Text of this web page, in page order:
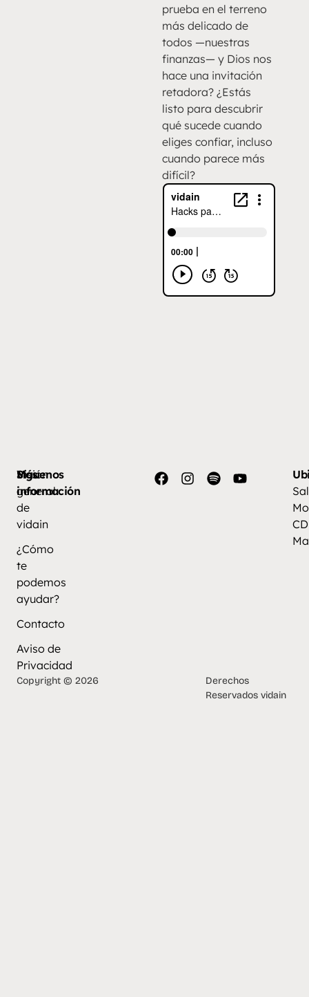
prueba en el terreno
más delicado de
todos —nuestras
finanzas— y Dios nos
hace una invitación
retadora? ¿Estás
listo para descubrir
qué sucede cuando
eliges confiar, incluso
cuando parece más
difícil?
Más
información
Visión
general
de
vidain
¿Cómo
te
podemos
ayudar?
Contacto
Aviso de
Privacidad
Síguenos
Copyright © 2026
Derechos
Reservados vidain